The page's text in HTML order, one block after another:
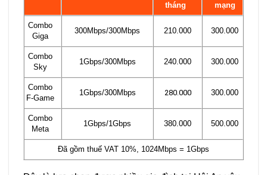
tháng
mạng
Combo
Giga
300Mbps/300Mbps 210.000 300.000
Combo
Sky
1Gbps/300Mbps 240.000 300.000
Combo
F-Game
1Gbps/300Mbps 280.000 300.000
Combo
Meta
1Gbps/1Gbps 380.000 500.000
Đã gồm thuế VAT 10%, 1024Mbps = 1Gbps